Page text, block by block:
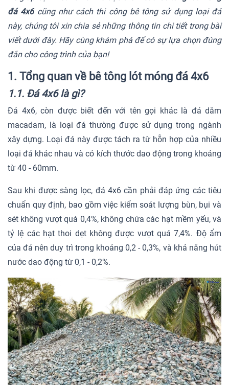
đá 4x6cũng như cách thi công bê tông sử dụng loại đá
này, chúng tôi xin chia sẻ những thông tin chi tiết trong bài
viết dưới đây. Hãy cùng khám phá để có sự lựa chọn đúng
đắn cho công trình của bạn!
1. Tổng quan về bê tông lót móng đá 4x6
1.1. Đá 4x6 là gì?
Đá 4x6, còn được biết đến với tên gọi khác là đá dăm
macadam, là loại đá thường được sử dụng trong ngành
xây dựng. Loại đá này được tách ra từ hỗn hợp của nhiều
loại đá khác nhau và có kích thước dao động trong khoảng
từ 40 - 60mm.
Sau khi được sàng lọc, đá 4x6 cần phải đáp ứng các tiêu
chuẩn quy định, bao gồm việc kiểm soát lượng bùn, bụi và
sét không vượt quá 0,4%, không chứa các hạt mềm yếu, và
tỷ lệ các hạt thoi dẹt không được vượt quá 7,4%. Độ ẩm
của đá nên duy trì trong khoảng 0,2 - 0,3%, và khả năng hút
nước dao động từ 0,1 - 0,2%.